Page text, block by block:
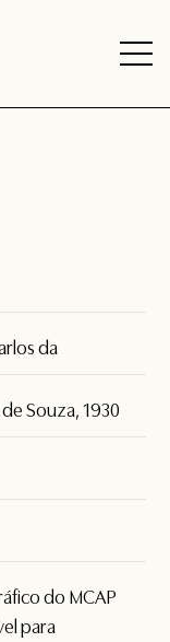
da
Souza, 1930
do MCAP
para